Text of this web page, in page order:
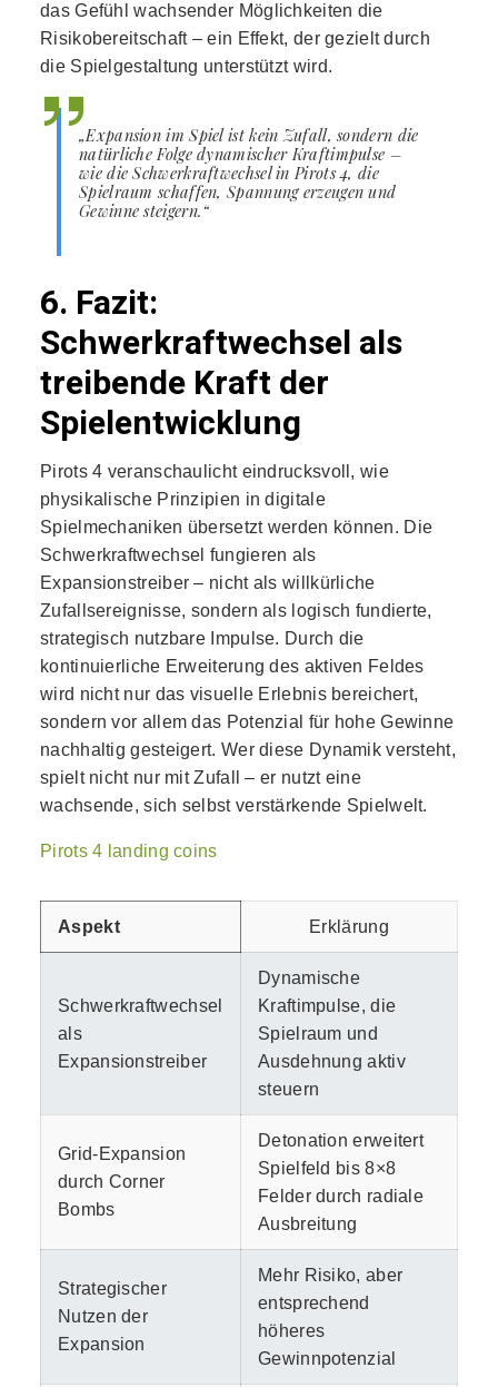
das Gefühl wachsender Möglichkeiten die
Risikobereitschaft – ein Effekt, der gezielt durch
die Spielgestaltung unterstützt wird.
„Expansion im Spiel ist kein Zufall, sondern die
natürliche Folge dynamischer Kraftimpulse –
wie die Schwerkraftwechsel in Pirots 4, die
Spielraum schaffen, Spannung erzeugen und
Gewinne steigern.“
6. Fazit:
Schwerkraftwechsel als
treibende Kraft der
Spielentwicklung
Pirots 4 veranschaulicht eindrucksvoll, wie
physikalische Prinzipien in digitale
Spielmechaniken übersetzt werden können. Die
Schwerkraftwechsel fungieren als
Expansionstreiber – nicht als willkürliche
Zufallsereignisse, sondern als logisch fundierte,
strategisch nutzbare Impulse. Durch die
kontinuierliche Erweiterung des aktiven Feldes
wird nicht nur das visuelle Erlebnis bereichert,
sondern vor allem das Potenzial für hohe Gewinne
nachhaltig gesteigert. Wer diese Dynamik versteht,
spielt nicht nur mit Zufall – er nutzt eine
wachsende, sich selbst verstärkende Spielwelt.
Pirots 4 landing coins
Aspekt Erklärung
Schwerkraftwechsel
als
Expansionstreiber
Dynamische
Kraftimpulse, die
Spielraum und
Ausdehnung aktiv
steuern
Grid-Expansion
durch Corner
Bombs
Detonation erweitert
Spielfeld bis 8×8
Felder durch radiale
Ausbreitung
Strategischer
Nutzen der
Expansion
Mehr Risiko, aber
entsprechend
höheres
Gewinnpotenzial